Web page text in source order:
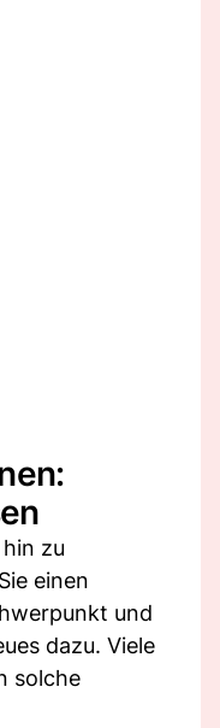
zu
einen
und
dazu. Viele
solche